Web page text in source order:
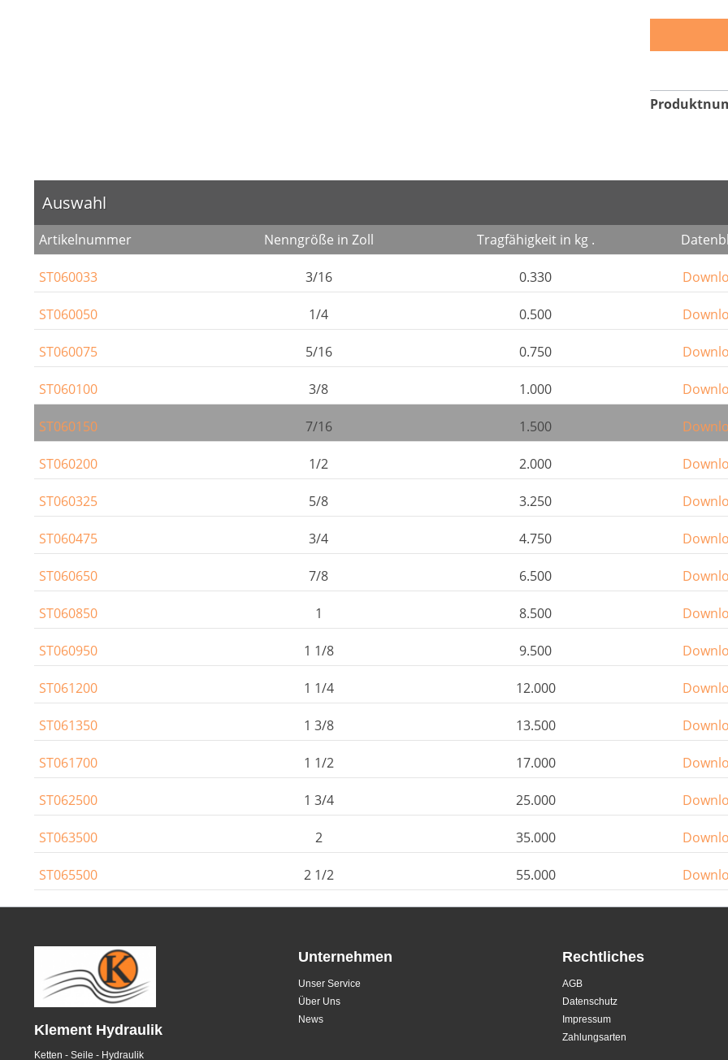
Auswahl
Artikelnummer Nenngröße in Zoll Tragfähigkeit in kg .
ST060033 3/16 0.330
ST060050 1/4 0.500
ST060075 5/16 0.750
ST060100 3/8 1.000
ST060150 7/16 1.500
ST060200 1/2 2.000
ST060325 5/8 3.250
ST060475 3/4 4.750
ST060650 7/8 6.500
ST060850 1 8.500
ST060950 1 1/8 9.500
ST061200 1 1/4 12.000
ST061350 1 3/8 13.500
ST061700 1 1/2 17.000
ST062500 1 3/4 25.000
ST063500 2 35.000
ST065500 2 1/2 55.000
Klement Hydraulik
Ketten - Seile - Hydraulik
Unternehmen
Unser Service
Über Uns
News
Rechtliches
AGB
Datenschutz
Impressum
Zahlungsarten